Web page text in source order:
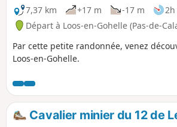
7,37 km
+17 m -17 m 2h
Départ à Loos-en-Gohelle (Pas-de-
Par cette petite randonnée, venez
Loos-en-Gohelle.
Cavalier minier du 12 de